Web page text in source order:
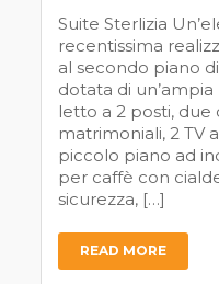
Suite Sterlizia
recentissima
al secondo piano
dotata di
letto a 2 posti,
matrimoniali, 2 TV
piccolo piano ad
per caffè con
sicurezza, […]
READ MORE